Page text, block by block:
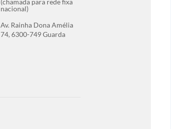
nacional)
Av. Rainha Dona Amélia
74, 6300-749 Guarda